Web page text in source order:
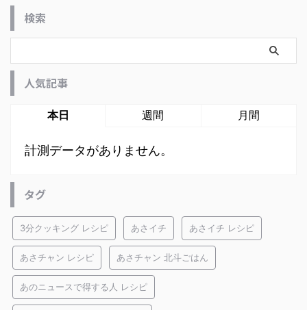
検索
人気記事
本日 週間 月間
計測データがありません。
タグ
3分クッキング レシピ あさイチ あさイチ レシピ
あさチャン レシピ あさチャン 北斗ごはん
あのニュースで得する人 レシピ